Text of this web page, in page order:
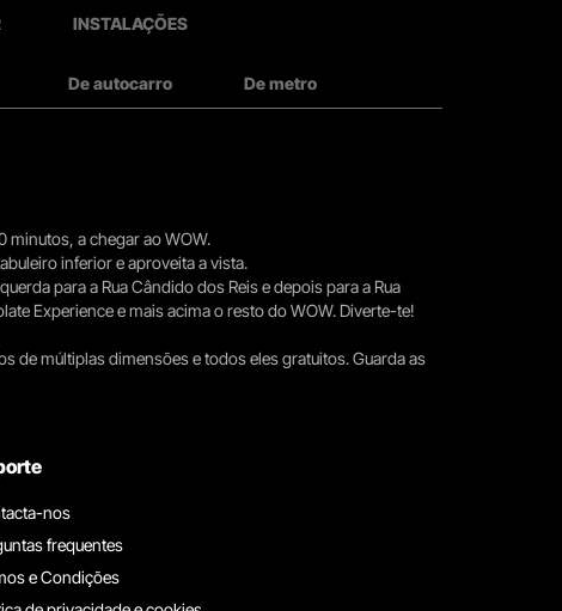
INSTALAÇÕES
De autocarro De metro
minutos, a chegar ao WOW.
inferior e aproveita a vista.
para a Rua Cândido dos Reis e depois para a Rua
Experience e mais acima o resto do WOW. Diverte-te!
de múltiplas dimensões e todos eles gratuitos. Guarda as
nos
frequentes
e Condições